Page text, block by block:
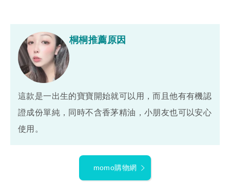
桐桐推薦原因
這款是一出生的寶寶開始就可以用，而且他有有機認
證成份單純，同時不含香茅精油，小朋友也可以安心
使用。
momo購物網